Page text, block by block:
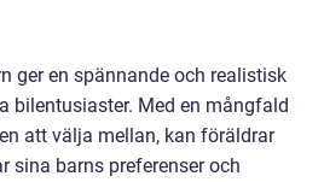
ger en spännande och realistisk
bilentusiaster. Med en mångfald
att välja mellan, kan föräldrar
sina barns preferenser och